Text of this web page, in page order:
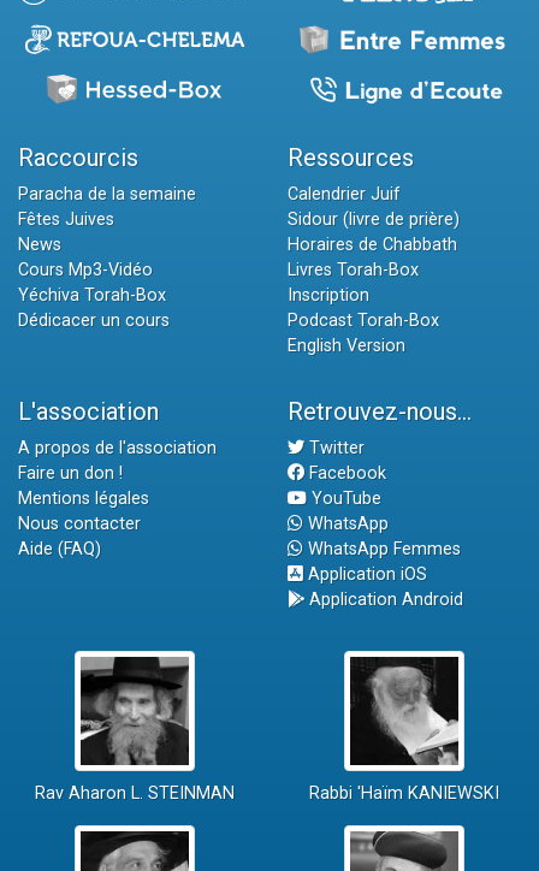
Raccourcis
Paracha de la semaine
Fêtes Juives
News
Cours Mp3-Vidéo
Yéchiva Torah-Box
Dédicacer un cours
Ressources
Calendrier Juif
Sidour (livre de prière)
Horaires de Chabbath
Livres Torah-Box
Inscription
Podcast Torah-Box
English Version
L'association
A propos de l'association
Faire un don !
Mentions légales
Nous contacter
Aide (FAQ)
Retrouvez-nous...
Twitter
Facebook
YouTube
WhatsApp
WhatsApp Femmes
Application iOS
Application Android
Rav Aharon L. STEINMAN Rabbi 'Haïm KANIEWSKI